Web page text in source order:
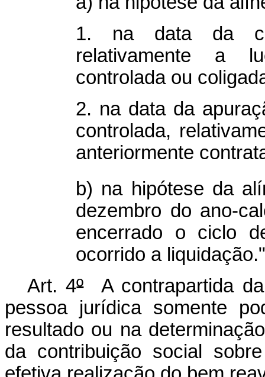
1. na data da
relativamente a
controlada ou
2. na data da
controlada,
anteriormente
b) na hipótese da
dezembro do ano-
encerrado o ciclo
ocorrido a
Art. 4ºA contrapartida da
pessoa jurídica somente
resultado ou na
da contribuição social